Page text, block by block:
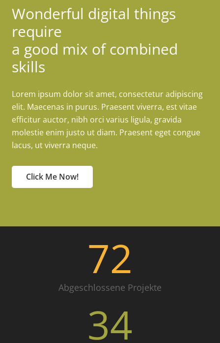
Wonderful digital things
require
a good mix of combined
skills
Lorem ipsum dolor sit amet, consectetur adipiscing
elit. Maecenas in purus. Praesent viverra, est vitae
efficitur auctor, nibh orci varius ligula, gravida
molestie enim justo ut diam. Praesent eget congue
lacus, ut viverra neque.
Click Me Now!
72
Abgeschlossene Projekte
34